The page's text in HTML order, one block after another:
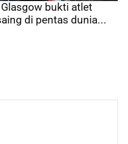
bukti atlet
di pentas dunia...